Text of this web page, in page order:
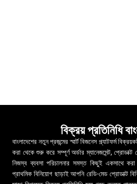
বিক্রয় প্রতিনিধি
বাংলাদেশের নতুন প্রজন্মের স্মার্ট বিজনেস প্ল্যাটফর্ম
করা থেকে শুরু করে সম্পূর্ণ অর্ডার ম্যানেজমেন্ট, প্রোডাক্ট
নিজস্ব ব্যবসা পরিচালনার সমস্ত কিছুই একসাথে
প্রাথমিক বিনিয়োগ ছাড়াই আপনি রেডি-মেড প্রোডাক্ট